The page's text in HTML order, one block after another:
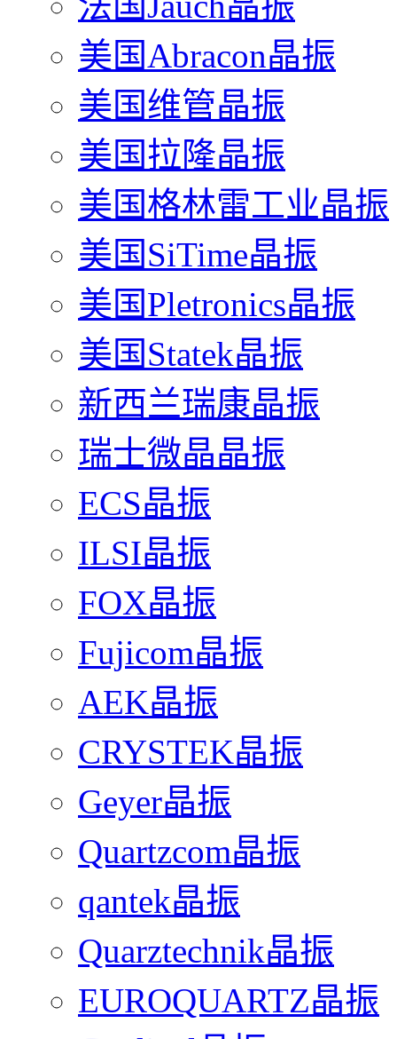
美国Abracon晶振
美国维管晶振
美国拉隆晶振
美国格林雷工业晶振
美国SiTime晶振
美国Pletronics晶振
美国Statek晶振
新西兰瑞康晶振
瑞士微晶晶振
ECS晶振
ILSI晶振
FOX晶振
Fujicom晶振
AEK晶振
CRYSTEK晶振
Geyer晶振
Quartzcom晶振
qantek晶振
Quarztechnik晶振
EUROQUARTZ晶振